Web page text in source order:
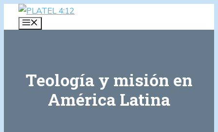
Saltar
Teología y misión en
América Latina